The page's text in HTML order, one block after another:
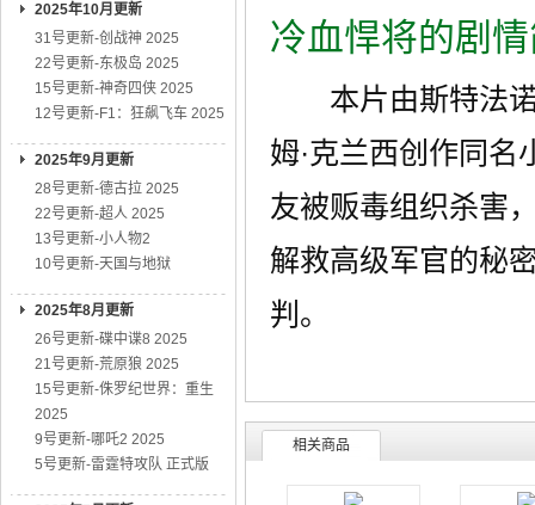
2025年10月更新
31号更新-创战神 2025
22号更新-东极岛 2025
15号更新-神奇四侠 2025
12号更新-F1：狂飙飞车 2025
2025年9月更新
28号更新-德古拉 2025
22号更新-超人 2025
13号更新-小人物2
10号更新-天国与地狱
2025年8月更新
26号更新-碟中谍8 2025
21号更新-荒原狼 2025
15号更新-侏罗纪世界：重生
2025
9号更新-哪吒2 2025
5号更新-雷霆特攻队 正式版
冷血悍将的剧
本片由斯特法诺·
姆·克兰西创作同名
友被贩毒组织杀害
解救高级军官的秘
判。
相关商品